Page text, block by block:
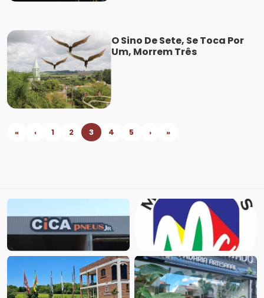
O Sino De Sete, Se Toca Por
Um, Morrem Três
« ‹ 1 2 3 4 5 › »